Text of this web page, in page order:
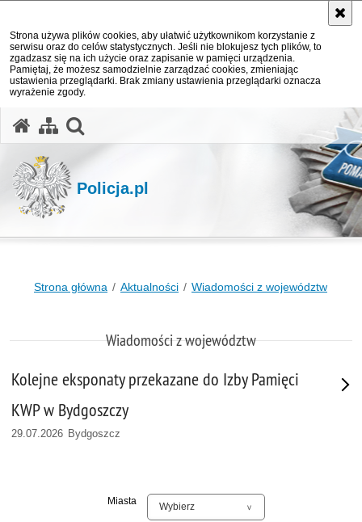
Strona używa plików cookies, aby ułatwić użytkownikom korzystanie z
serwisu oraz do celów statystycznych. Jeśli nie blokujesz tych plików, to
zgadzasz się na ich użycie oraz zapisanie w pamięci urządzenia.
Pamiętaj, że możesz samodzielnie zarządzać cookies, zmieniając
ustawienia przeglądarki. Brak zmiany ustawienia przeglądarki oznacza
wyrażenie zgody.
Policja.pl
Strona główna Aktualności Wiadomości z województw
Wiadomości z województw
Kolejne eksponaty przekazane do Izby Pamięci
KWP w Bydgoszczy
29.07.2026 Bydgoszcz
Miasta